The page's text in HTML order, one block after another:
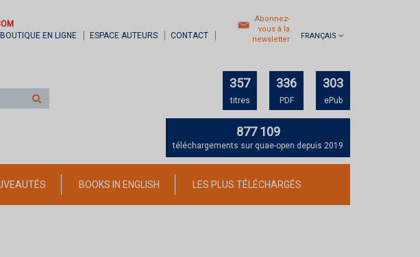
EN LIGNE
ESPACE AUTEURS CONTACT
Abonnez-
vous à la
newsletter
FRANÇAIS
sur
357
titres
336
PDF
303
ePub
877 109
téléchargements sur quae-open depuis 2019
BOOKS IN ENGLISH LES PLUS TÉLÉCHARGÉS